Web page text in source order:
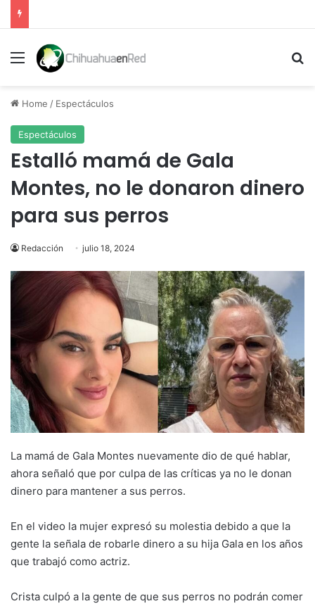
Menu
Home / Espectáculos
Espectáculos
Estalló mamá de Gala
Montes, no le donaron dinero
para sus perros
Redacción julio 18, 2024
La mamá de Gala Montes nuevamente dio de qué hablar,
ahora señaló que por culpa de las críticas ya no le donan
dinero para mantener a sus perros.
En el video la mujer expresó su molestia debido a que la
gente la señala de robarle dinero a su hija Gala en los años
que trabajó como actriz.
Crista culpó a la gente de que sus perros no podrán comer